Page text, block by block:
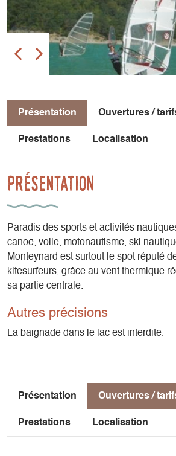
Présentation Ouvertures /
Prestations Localisation
Présentation
Paradis des sports et activités
canoë, voile, motonautisme, ski
Monteynard est surtout le spot réputé
kitesurfeurs, grâce au vent thermique
sa partie centrale.
Autres précisions
La baignade dans le lac est interdite.
Présentation Ouvertures /
Prestations Localisation